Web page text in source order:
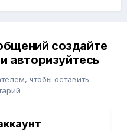
создайте
авторизуйтесь
чтобы оставить